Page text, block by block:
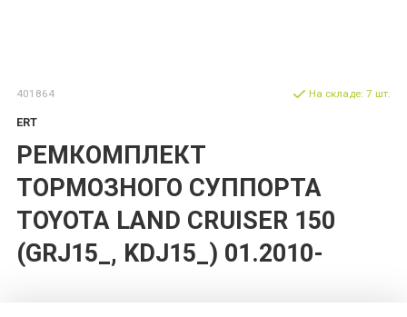
401864
ERT
РЕМКОМПЛЕКТ
ТОРМОЗНОГО СУППОРТА
TOYOTA LAND CRUISER 150
(GRJ15_, KDJ15_) 01.2010-
На складе: 7 шт.